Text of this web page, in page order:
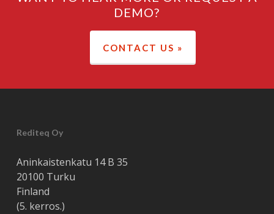
DEMO?
CONTACT US »
Rediteq Oy
Aninkaistenkatu 14 B 35
20100 Turku
Finland
(5. kerros.)